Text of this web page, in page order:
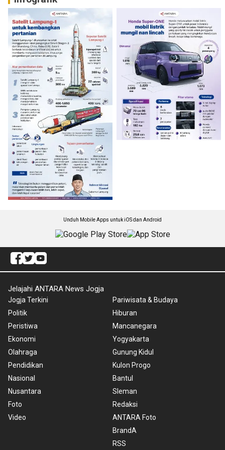
Unduh Mobile Apps untuk iOS dan Android
Jelajahi ANTARA News Jogja
Jogja Terkini
Politik
Peristiwa
Ekonomi
Olahraga
Pendidikan
Nasional
Nusantara
Foto
Video
Pariwisata & Budaya
Hiburan
Mancanegara
Yogyakarta
Gunung Kidul
Kulon Progo
Bantul
Sleman
Redaksi
ANTARA Foto
BrandA
RSS